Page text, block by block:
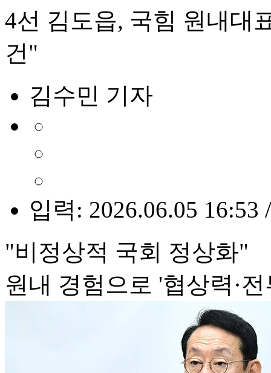
4선 김도읍, 국힘 원내대
건"
김수민 기자
입력: 2026.06.05 16:53
"비정상적 국회 정상화"
원내 경험으로 '협상력·